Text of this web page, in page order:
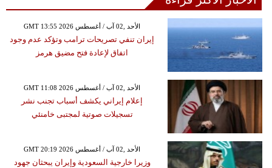
GMT 13:55 2026 الأحد ,02 آب / أغسطس
إيران تنفي تصريحات ترامب وتؤكد عدم وجود
اتفاق لإعادة فتح مضيق هرمز
GMT 11:08 2026 الأحد ,02 آب / أغسطس
إعلام إيراني يكشف أسباب تجنب نشر
تسجيلات صوتية لمجتبى خامنئي
GMT 20:19 2026 الأحد ,02 آب / أغسطس
وزيرا خارجية السعودية وإيران يبحثان جهود